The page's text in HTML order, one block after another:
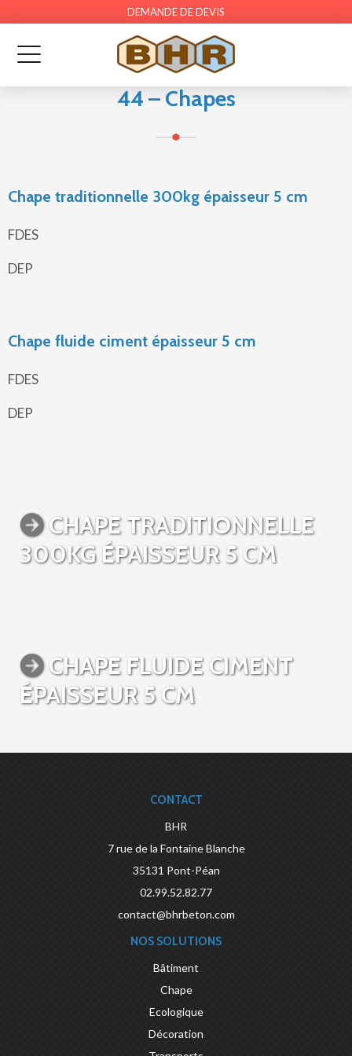
DEMANDE DE DEVIS
44 – Chapes
Chape traditionnelle 300kg épaisseur 5 cm
FDES
DEP
Chape fluide ciment épaisseur 5 cm
FDES
DEP
CHAPE TRADITIONNELLE
300KG ÉPAISSEUR 5 CM
CHAPE FLUIDE CIMENT
ÉPAISSEUR 5 CM
CONTACT
BHR
7 rue de la Fontaine Blanche
35131 Pont-Péan
02.99.52.82.77
contact@bhrbeton.com
NOS SOLUTIONS
Bâtiment
Chape
Ecologique
Décoration